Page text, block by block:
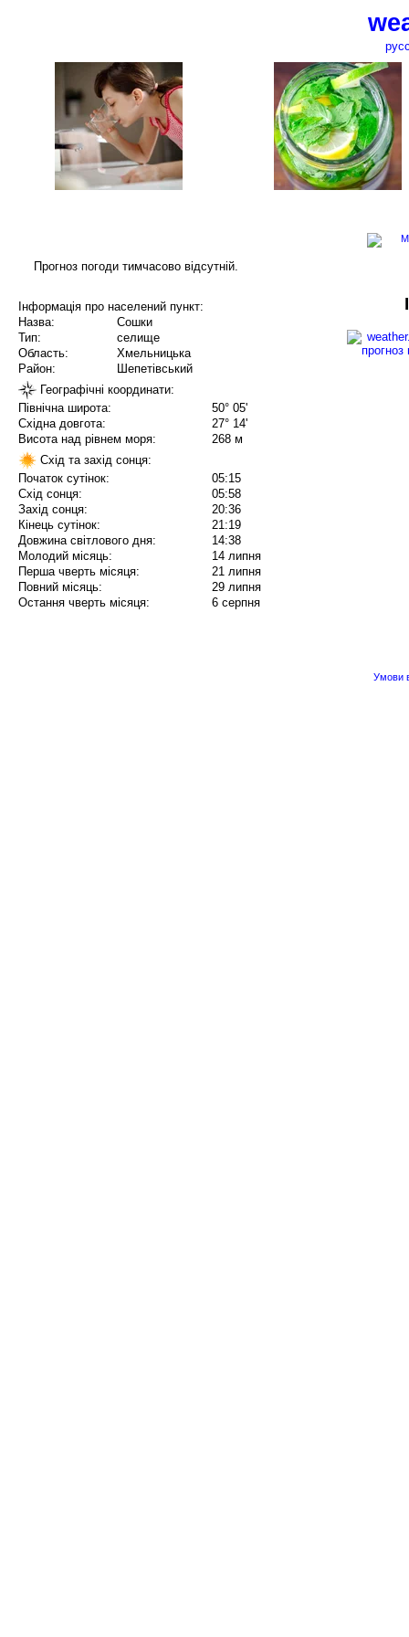
Прогноз погоди тимчасово відсутній.
Інформація про населений пункт:
Назва:
Сошки
Тип:
селище
Область:
Хмельницька
Район:
Шепетівський
Географічні координати:
Північна широта:
50° 05'
Східна довгота:
27° 14'
Висота над рівнем моря:
268 м
Схід та захід сонця:
Початок сутінок:
05:15
Схід сонця:
05:58
Захід сонця:
20:36
Кінець сутінок:
21:19
Довжина світлового дня:
14:38
Молодий місяць:
14 липня
Перша чверть місяця:
21 липня
Повний місяць:
29 липня
Остання чверть місяця:
6 серпня
Умови